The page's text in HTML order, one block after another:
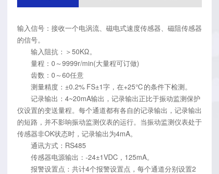
输入信号：接收一个电涡流、磁电式速度传感器、磁阻传感器
的信号。
输入阻抗：＞50KΩ。
量程：0～9999r/min(大量程可订做)
齿数：0～60任意
测量精度：±0.2% FS±1字，在+25℃的条件下检测。
记录输出：4~20mA输出，记录输出正比于振动监测保护
仪设置的变送量程。每个通道都有各自的记录输出，记录输出
的短路，并不影响振动监测仪表的运行。当振动监测仪表处于
传感器非OK状态时，记录输出为4mA。
通讯方式：RS485
传感器电源输出：-24±1VDC，125mA。
报警设置点：共计4个报警设置点，每个通道分别设置2